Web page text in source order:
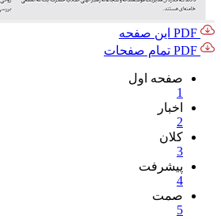
صفحه اول
1
اخبار
2
کلان
3
پیشرفت
4
صمت
5